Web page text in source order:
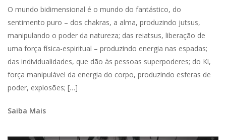
O mundo bidimensional é o mundo do fantástico, do
sentimento puro – dos chakras, a alma, produzindo jutsus,
manipulando o poder da natureza; das reiatsus, liberação de
uma força física-espiritual – produzindo energia nas espadas;
das individualidades, que dão às pessoas superpoderes; do Ki,
força manipulável da energia do corpo, produzindo esferas de
poder, explosões; […]
Saiba Mais